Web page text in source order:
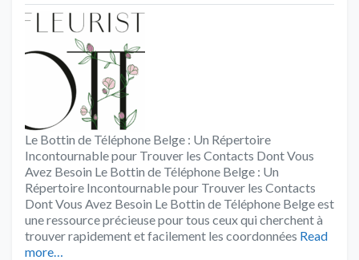
Le Bottin de Téléphone Belge : Un Répertoire
Incontournable pour Trouver les Contacts Dont Vous
Avez Besoin Le Bottin de Téléphone Belge : Un
Répertoire Incontournable pour Trouver les Contacts
Dont Vous Avez Besoin Le Bottin de Téléphone Belge est
une ressource précieuse pour tous ceux qui cherchent à
trouver rapidement et facilement les coordonnées Read
more…